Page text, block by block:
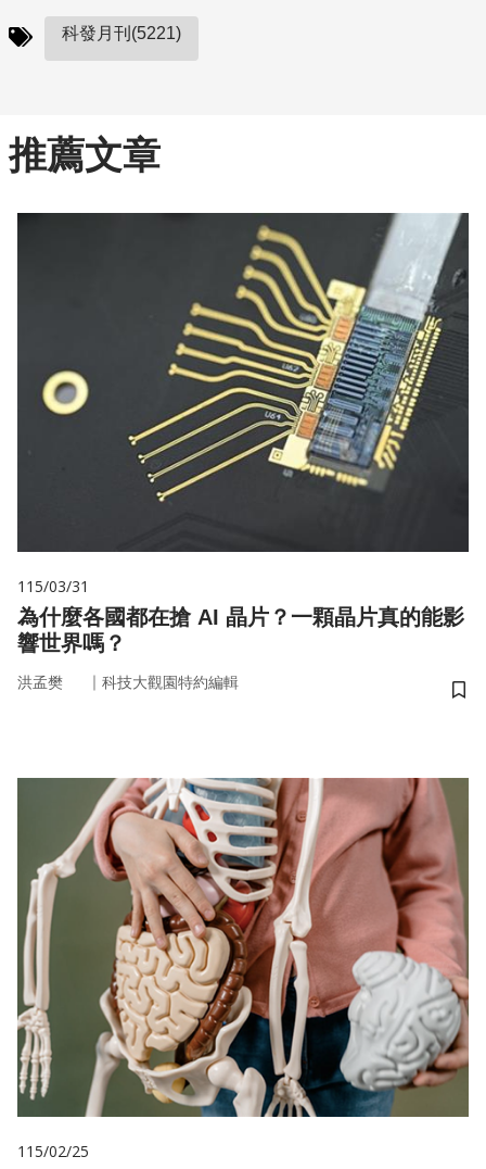
科發月刊(5221)
推薦文章
115/03/31
為什麼各國都在搶 AI 晶片？一顆晶片真的能影
響世界嗎？
洪孟樊 ｜ 科技大觀園特約編輯
儲
115/02/25